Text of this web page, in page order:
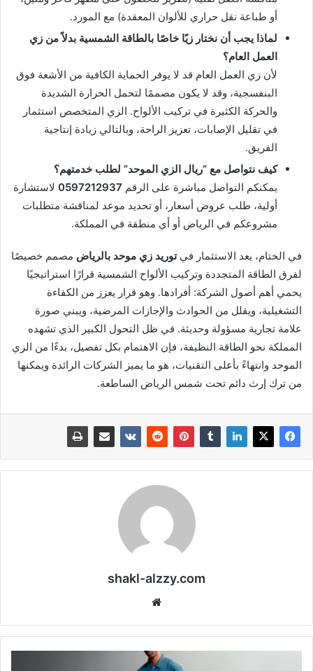
أو طباعة نقل حراري للألوان المعقدة) مع المورد.
لماذا يجب أن نختار زيًا خاصًا بالطاقة الشمسية بدلاً من زي
العمل العام؟
لأن زي العمل العام قد لا يوفر الحماية الكافية من الأشعة فوق
البنفسجية، وقد لا يكون مصممًا لتحمل الحرارة الشديدة
والحركة الكثيرة في تركيب الألواح. الزي المتخصص استثمار
في تقليل الإصابات، تعزيز الراحة، وبالتالي زيادة إنتاجية
الفريق.
كيف نتواصل مع “ريال الزي الموحد” لطلب خدمتهم؟
يمكنكم التواصل مباشرة على الرقم 0597212937 لاستشارة
أولية، طلب عروض أسعار، أو تحديد موعد لمناقشة متطلبات
مشروعكم في الرياض أو أي منطقة في المملكة.
في الختام، يعد الاستثمار فيتوريد زي موحد بالرياض مصمم خصيصًا
لفرق الطاقة المتجددة وتركيب الألواح الشمسية قرارًا استراتيجيًا
يحمي أهم أصول الشركة: أفرادها. وهو قرار يعزز من الكفاءة
التشغيلية، ويقلل من الحوادث والإجازات المرضية، ويبني صورة
علامة تجارية مسؤولة وحديثة. في ظل التحول الكبير الذي تشهده
المملكة نحو الطاقة النظيفة، فإن الاهتمام بكل تفصيل، بدءًا من الزي
الموحد وانتهاءً بأعلى التقنيات، هو ما يميز الشركات الرائدة ويمكنها
من ترك إرث دائم تحت شمس الرياض الساطعة.
shakl-alzzy.com